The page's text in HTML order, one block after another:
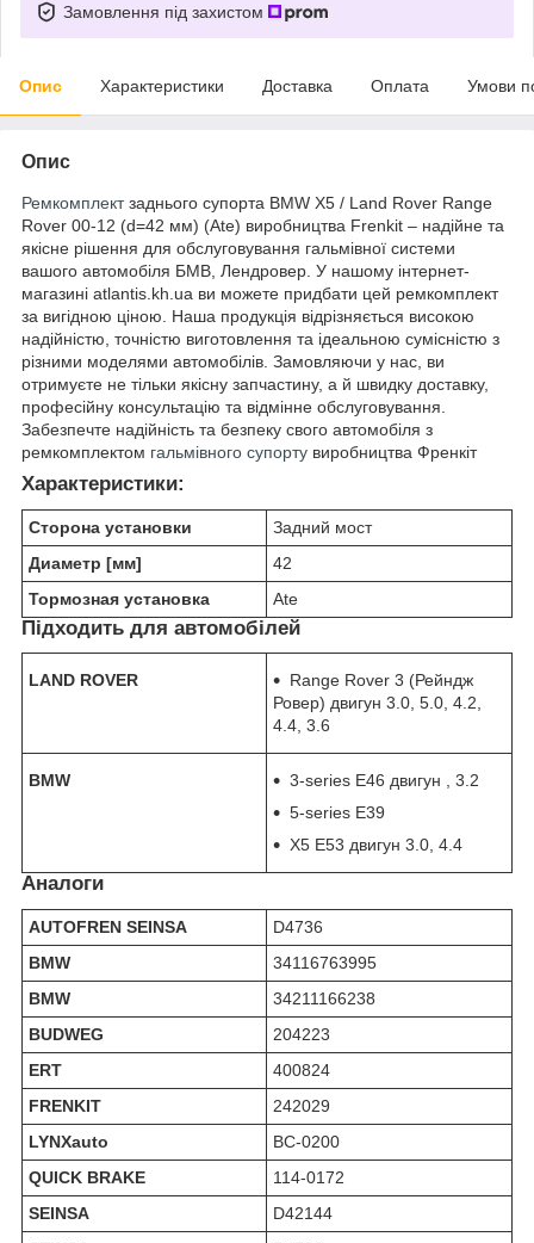
Замовлення під захистом
Опис Характеристики Доставка Оплата Умови
Опис
Ремкомплектзаднього супорта BMW X5 / Land Rover Range
Rover 00-12 (d=42 мм) (Ate) виробництва Frenkit – надійне та
якісне рішення для обслуговування гальмівної системи
вашого автомобіля БМВ, Лендровер. У нашому інтернет-
магазині atlantis.kh.ua ви можете придбати цей ремкомплект
за вигідною ціною. Наша продукція відрізняється високою
надійністю, точністю виготовлення та ідеальною сумісністю з
різними моделями автомобілів. Замовляючи у нас, ви
отримуєте не тільки якісну запчастину, а й швидку доставку,
професійну консультацію та відмінне обслуговування.
Забезпечте надійність та безпеку свого автомобіля з
ремкомплектом гальмівного супорту виробництва Френкіт
Характеристики:
Сторона установки
Задний мост
Диаметр [мм]
42
Тормозная установка
Ate
Підходить для автомобілей
LAND ROVER
Range Rover 3 (Рейндж
Ровер) двигун 3.0, 5.0, 4.2,
4.4, 3.6
BMW
3-series E46 двигун , 3.2
5-series E39
X5 E53 двигун 3.0, 4.4
Аналоги
AUTOFREN SEINSA
D4736
BMW
34116763995
BMW
34211166238
BUDWEG
204223
ERT
400824
FRENKIT
242029
LYNXauto
BC-0200
QUICK BRAKE
114-0172
SEINSA
D42144